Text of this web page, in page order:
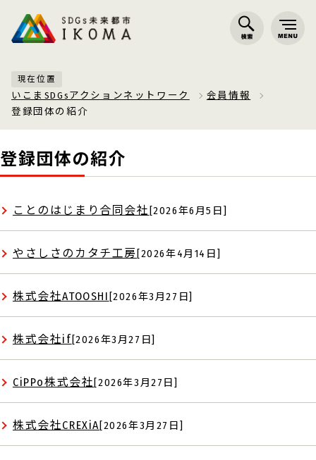
現在位置
いこまSDGsアクションネットワーク
会員情報
登録団体の紹介
登録団体の紹介
ことのはじまり合同会社 [2026年6月5日]
やさしさのカタチ工房[2026年4月14日]
株式会社ATOOSHI [2026年3月27日]
株式会社if[2026年3月27日]
CiPPo株式会社[2026年3月27日]
株式会社CREXiA[2026年3月27日]